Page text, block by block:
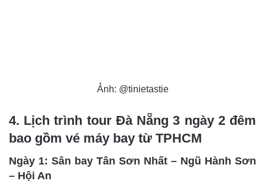
Ảnh: @tinietastie
4. Lịch trình tour Đà Nẵng 3 ngày 2 đêm
bao gồm vé máy bay từ TPHCM
Ngày 1: Sân bay Tân Sơn Nhất – Ngũ Hành Sơn
– Hội An